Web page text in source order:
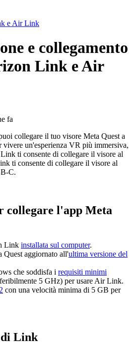
e Air Link
e collegamento
Link e Air
fa
collegare il tuo visore Meta Quest a
un'esperienza VR più immersiva,
ti consente di collegare il visore al
ti consente di collegare il visore al
C.
collegare l'app Meta
Link installata sul computer.
Quest aggiornato all'ultima versione del
che soddisfa i requisiti minimi
5 GHz) per usare Air Link.
con una velocità minima di 5 GB per
di Link